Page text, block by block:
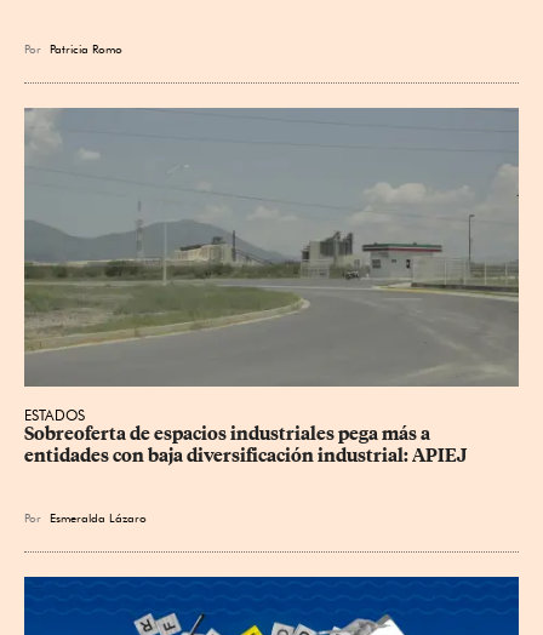
Por Patricia Romo
ESTADOS
Sobreoferta de espacios industriales pega más a
entidades con baja diversificación industrial: APIEJ
Por Esmeralda Lázaro